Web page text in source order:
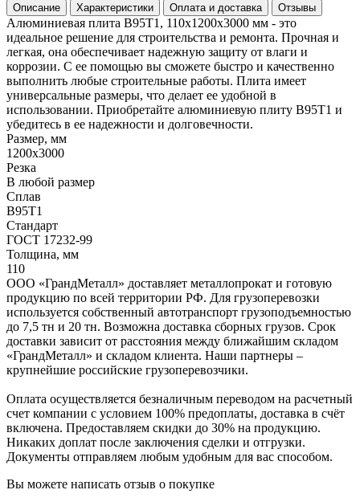
Описание Характеристики Оплата и доставка Отзывы
Алюминиевая плита В95Т1, 110x1200x3000 мм - это
идеальное решение для строительства и ремонта. Прочная и
легкая, она обеспечивает надежную защиту от влаги и
коррозии. С ее помощью вы сможете быстро и качественно
выполнить любые строительные работы. Плита имеет
универсальные размеры, что делает ее удобной в
использовании. Приобретайте алюминиевую плиту В95Т1 и
убедитесь в ее надежности и долговечности.
Размер, мм
1200x3000
Резка
В любой размер
Сплав
В95Т1
Стандарт
ГОСТ 17232-99
Толщина, мм
110
ООО «ГрандМеталл» доставляет металлопрокат и готовую
продукцию по всей территории РФ. Для грузоперевозки
используется собственный автотранспорт грузоподъемностью
до 7,5 тн и 20 тн. Возможна доставка сборных грузов. Срок
доставки зависит от расстояния между ближайшим складом
«ГрандМеталл» и складом клиента. Наши партнеры –
крупнейшие российские грузоперевозчики.
Оплата осуществляется безналичным переводом на расчетный
счет компании с условием 100% предоплаты, доставка в счёт
включена. Предоставляем скидки до 30% на продукцию.
Никаких доплат после заключения сделки и отгрузки.
Документы отправляем любым удобным для вас способом.
Вы можете написать отзыв о покупке